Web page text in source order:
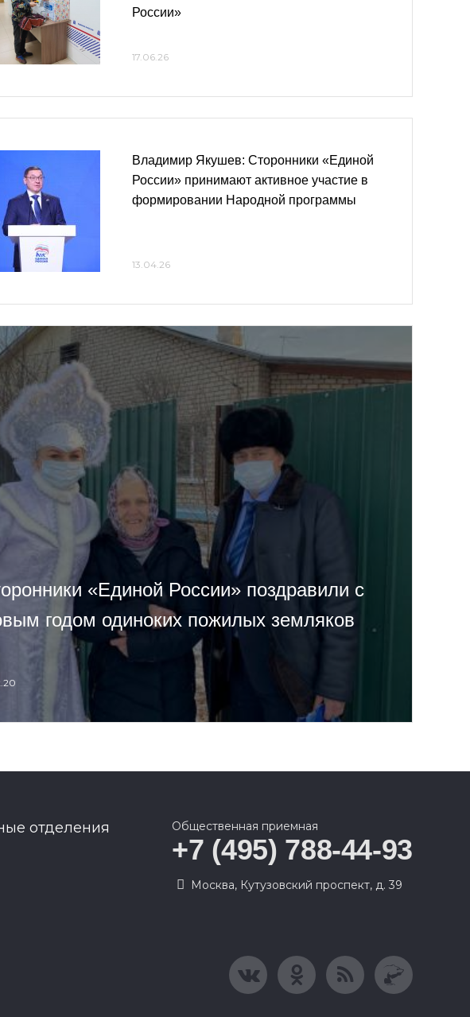
России»
17.06.26
Владимир Якушев: Сторонники «Единой
России» принимают активное участие в
формировании Народной программы
13.04.26
«Единой России» поздравили с
годом одиноких пожилых земляков
отделения Общественная приемная
+7 (495) 788-44-93
Москва, Кутузовский проспект, д. 39